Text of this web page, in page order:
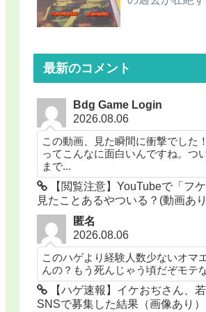
最新のコメント
Bdg Game Login
2026.08.06
この動画、見た瞬間に衝撃でした
ってこんなに面白いんですね。つ
まで...
【閲覧注意】YouTubeで「フケ
見たことあるやついる？(動画あ
匿名
2026.08.06
このハゲより経験人数少ないオマ
んの？もう死んじゃう頃だぞモテ
【ハゲ速報】イケおぢさん、
SNSで募集した結果（画像あり）